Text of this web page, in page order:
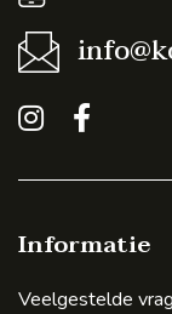
Informatie
Veelgestelde